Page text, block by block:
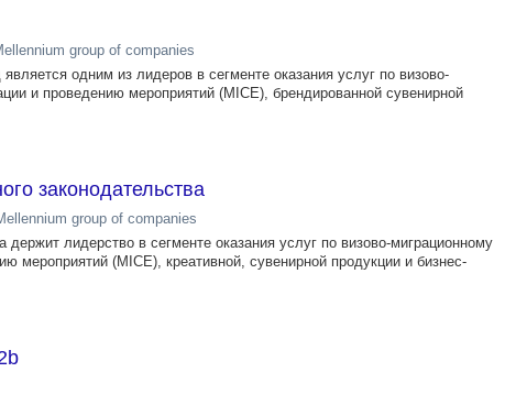
group of companies
одним из лидеров в сегменте оказания услуг по визово-
и проведению мероприятий (MICE), брендированной сувенирной
законодательства
group of companies
лидерство в сегменте оказания услуг по визово-миграционному
мероприятий (MICE), креативной, сувенирной продукции и бизнес-